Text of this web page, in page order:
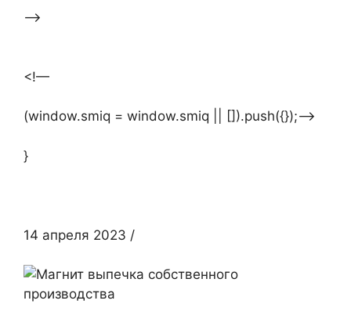
—>
<!—
(window.smiq = window.smiq || []).push({});—>
}
14 апреля 2023 /